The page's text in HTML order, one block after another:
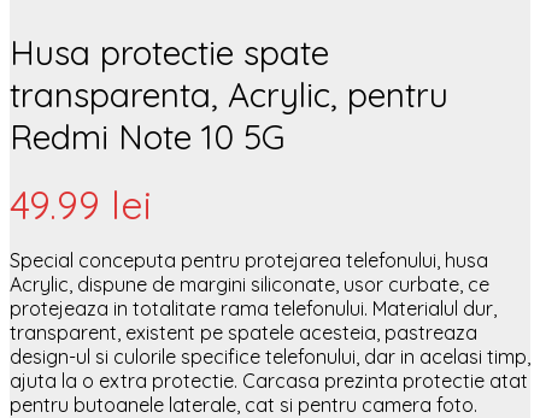
Husa protectie spate
transparenta, Acrylic, pentru
Redmi Note 10 5G
49.99 lei
Special conceputa pentru protejarea telefonului, husa
Acrylic, dispune de margini siliconate, usor curbate, ce
protejeaza in totalitate rama telefonului. Materialul dur,
transparent, existent pe spatele acesteia, pastreaza
design-ul si culorile specifice telefonului, dar in acelasi timp,
ajuta la o extra protectie. Carcasa prezinta protectie atat
pentru butoanele laterale, cat si pentru camera foto.